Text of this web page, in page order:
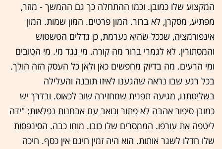
המקצוע שלו כמובן. וכמו ההתחלה כך גם ההמשך - מוזר,
מפתיע, מסקרן, לא ברור. המון פרטים. המון שמות. המון
אינפורמציה, שככל שהיא נערמת, כן גדלים הטשטוש
והמסתורין. לא לגמרי ברור מה קורה. מי נגד מי. מי הטובים
ומי הרעים. מה בדיוק מחפשים כאן ולאן כל העסק הזה הולך.
בכל רגע שבו נראה שהגענו לאיזו תובנה והעלילה
בשליטתנו, מגיעה תפנית שמחזירה שוב לכאוס. ובדרך יש
כמובן סיפור אהבה לא פתור וכואב עם אבחנות נפלאות: "ידה
ליטפה את עורפו. הממסרים שלו כובו. מוחו כבה. הסינפסות
שלו חדלו לשגר אותות. הוא היה זמין חינם אין כסף. חיכה